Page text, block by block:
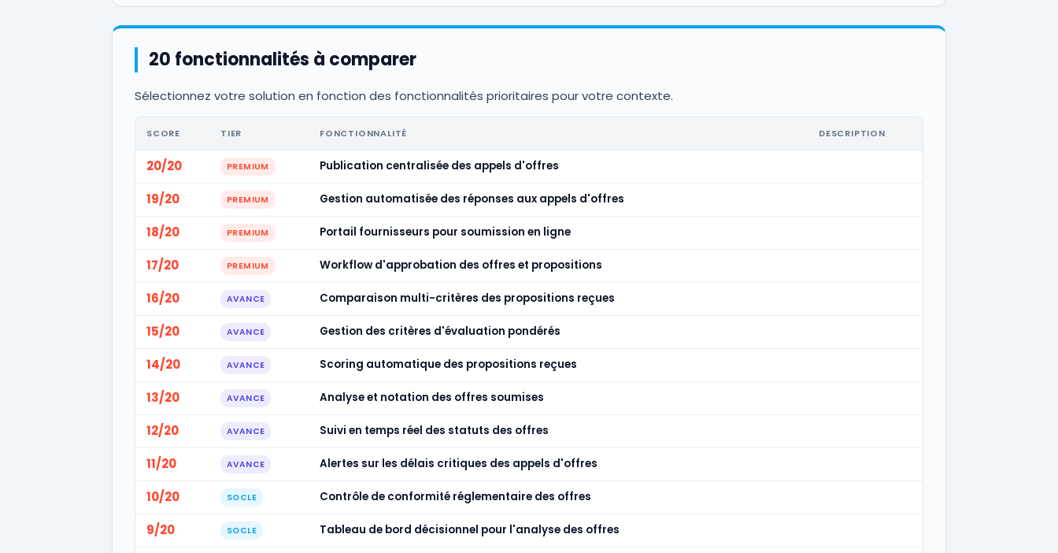
20 fonctionnalités à comparer
Sélectionnez votre solution en fonction des fonctionnalités prioritaires pour votre contexte.
SCORE TIER FONCTIONNALITÉ DESCRIPTION
20/20 PREMIUM Publication centralisée des appels d'offres
19/20 PREMIUM Gestion automatisée des réponses aux appels d'offres
18/20 PREMIUM Portail fournisseurs pour soumission en ligne
17/20 PREMIUM Workflow d'approbation des offres et propositions
16/20 AVANCE Comparaison multi-critères des propositions reçues
15/20 AVANCE Gestion des critères d'évaluation pondérés
14/20 AVANCE Scoring automatique des propositions reçues
13/20 AVANCE Analyse et notation des offres soumises
12/20 AVANCE Suivi en temps réel des statuts des offres
11/20 AVANCE Alertes sur les délais critiques des appels d'offres
10/20 SOCLE Contrôle de conformité réglementaire des offres
9/20 SOCLE Tableau de bord décisionnel pour l'analyse des offres